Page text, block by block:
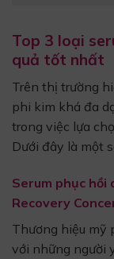
Top 3 loại
quả tốt nhất
Trên thị trường
phi kim khá đa
trong việc lựa
Dưới đây là một
Serum phục hồi
Recovery
Thương hiệu mỹ
với những người